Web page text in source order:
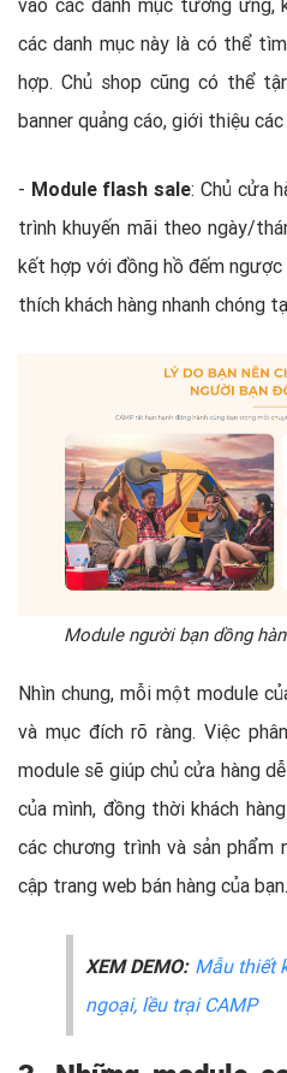
các danh mục này là có thể
hợp. Chủ shop cũng có thể
banner quảng cáo, giới thiệu
- Module flash sale: Chủ cửa
trình khuyến mãi theo ngày/
kết hợp với đồng hồ đếm
thích khách hàng nhanh chóng
Module người bạn dồng
Nhìn chung, mỗi một module
và mục đích rõ ràng. Việc
module sẽ giúp chủ cửa hàng
của mình, đồng thời khách
các chương trình và sản
cập trang web bán hàng của bạn.
XEM DEMO: Mẫu thiết
ngoại, lều trại CAMP